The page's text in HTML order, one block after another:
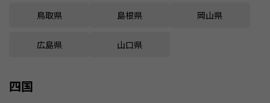
鳥取県 島根県 岡山県
広島県 山口県
四国